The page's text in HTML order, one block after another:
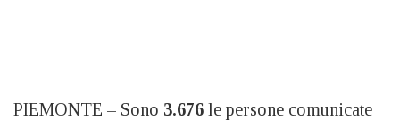
PIEMONTE – Sono 3.676 le persone comunicate